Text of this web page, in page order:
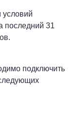
условий
последний 31
подключить